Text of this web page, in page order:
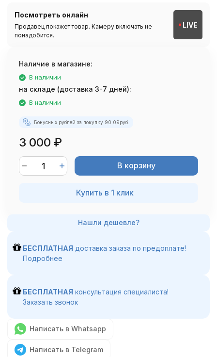
Посмотреть онлайн
Продавец покажет товар. Камеру включать не
понадобится.
LIVE
Наличие в магазине:
В наличии
на складе (доставка 3-7 дней):
В наличии
Бонусных рублей за покупку:90.09руб.
3 000 ₽
В корзину
Купить в 1 клик
БЕСПЛАТНАЯ доставка заказа по предоплате!
Подробнее
БЕСПЛАТНАЯ консультация специалиста!
Заказать звонок
Написать в Whatsapp
Написать в Telegram